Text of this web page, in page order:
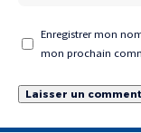
Enregistrer mon
mon prochain